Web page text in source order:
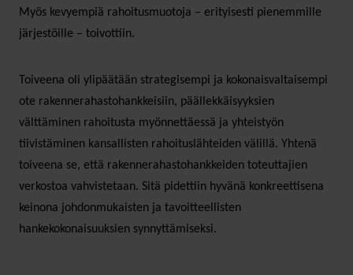
Myös kevyempiä rahoitusmuotoja – erityisesti pienemmille
järjestöille – toivottiin.
Toiveena oli ylipäätään strategisempi ja kokonaisvaltaisempi
ote rakennerahastohankkeisiin, päällekkäisyyksien
välttäminen rahoitusta myönnettäessä ja yhteistyön
tiivistäminen kansallisten rahoituslähteiden välillä. Yhtenä
toiveena se, että rakennerahastohankkeiden toteuttajien
verkostoa vahvistetaan. Sitä pidettiin hyvänä konkreettisena
keinona johdonmukaisten ja tavoitteellisten
hankekokonaisuuksien synnyttämiseksi.